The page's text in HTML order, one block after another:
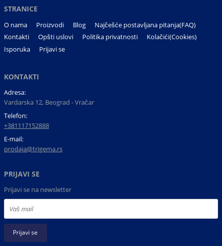
STRANICE
O nama Proizvodi Blog
Najčešće postavljana pitanja(FAQ)
Kontakti
Opšti uslovi Politika privatnosti
Kolačići(Cookies)
Isporuka
Prijavi se
KONTAKTI
Adresa:
Vardarska 12, Beograd - Vračar
Telefon:
+381117152888
E-mail:
prodaja@trigema.rs
PRIJAVI SE
Prijavi se na newsletter
Prijavi se